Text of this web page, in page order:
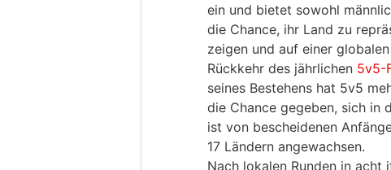
ein und bietet sowohl
die Chance, ihr Land zu
zeigen und auf einer
Rückkehr des jährlichen 5v5-
seines Bestehens hat 5v5
die Chance gegeben, sich in
ist von bescheidenen
17 Ländern angewachsen.
Nach lokalen Runden in acht